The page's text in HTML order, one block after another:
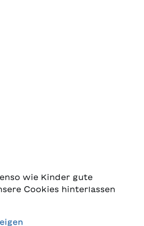
wie Kinder gute
Cookies hinterlassen
sehr ernst und wollen